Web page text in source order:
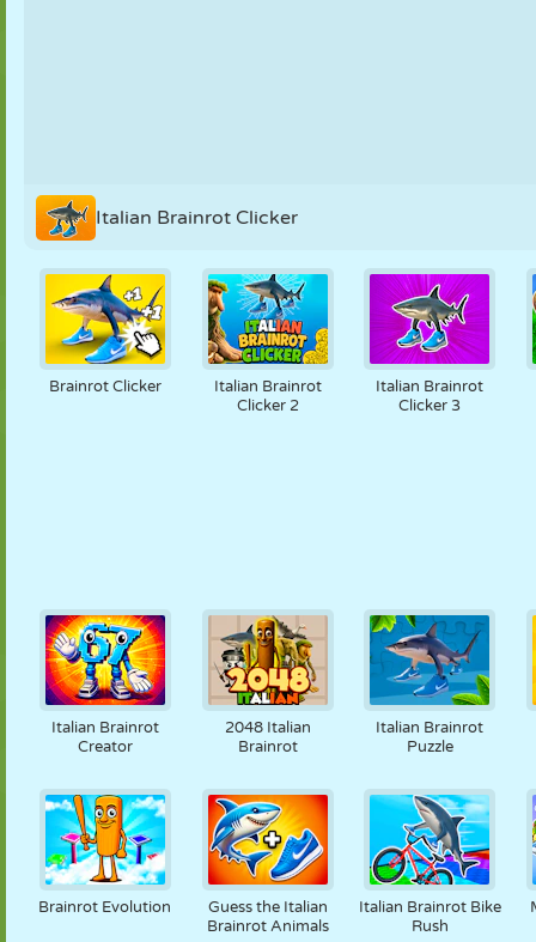
Italian Brainrot Clicker
Brainrot Clicker
Italian Brainrot
Clicker 2
Italian Brainrot
Clicker 3
Italian Brainrot
Creator
2048 Italian
Brainrot
Italian Brainrot
Puzzle
Brainrot Evolution
Guess the Italian
Brainrot Animals
Italian Brainrot Bike
Rush